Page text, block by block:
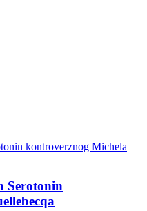
Serotonin